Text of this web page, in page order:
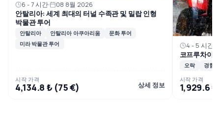
6 - 7 시간 08 8월 2026
안탈리아: 세계 최대의 터널 수족관 및 밀랍 인형
박물관 투어
안탈리아 안탈리아 아쿠아리움
문화 투어
미라 박물관 투어
시작 가격
4,134.8 ₺ (75 €) 상세 정보
4 - 5 시간
코프루차이
오락 경험
시작 가격
1,929.6